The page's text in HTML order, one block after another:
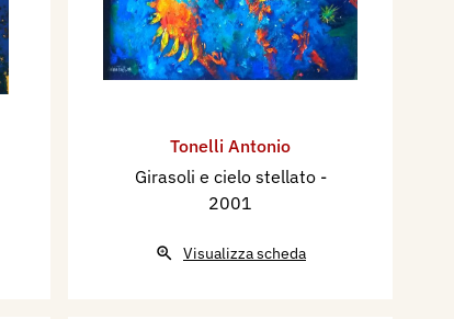
Tonelli Antonio
Girasoli e cielo stellato -
2001
Visualizza scheda